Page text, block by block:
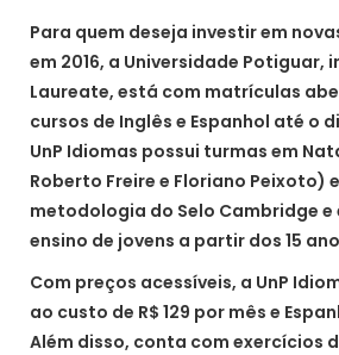
Para quem deseja investir em
em 2016, a Universidade Potiguar,
Laureate, está com matrículas
cursos de Inglês e Espanhol até o
UnP Idiomas possui turmas em
Roberto Freire e Floriano Peixoto)
metodologia do Selo Cambridge e
ensino de jovens a partir dos 15
Com preços acessíveis, a UnP
ao custo de R$ 129 por mês e
Além disso, conta com exercícios